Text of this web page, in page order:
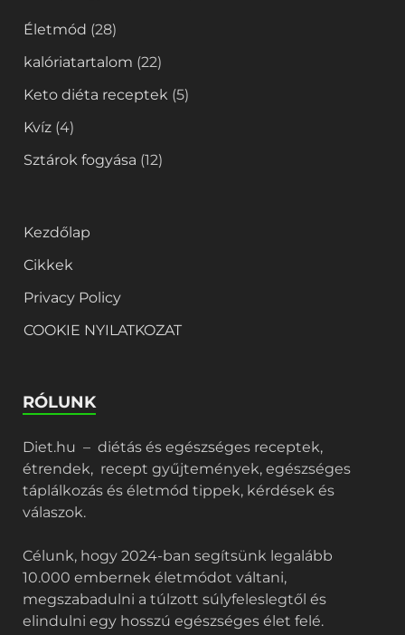
Életmód (28)
kalóriatartalom (22)
Keto diéta receptek (5)
Kvíz (4)
Sztárok fogyása (12)
Kezdőlap
Cikkek
Privacy Policy
COOKIE NYILATKOZAT
RÓLUNK
Diet.hu – diétás és egészséges receptek,
étrendek, recept gyűjtemények, egészséges
táplálkozás és életmód tippek, kérdések és
válaszok.
Célunk, hogy 2024-ban segítsünk legalább
10.000 embernek életmódot váltani,
megszabadulni a túlzott súlyfeleslegtől és
elindulni egy hosszú egészséges élet felé.